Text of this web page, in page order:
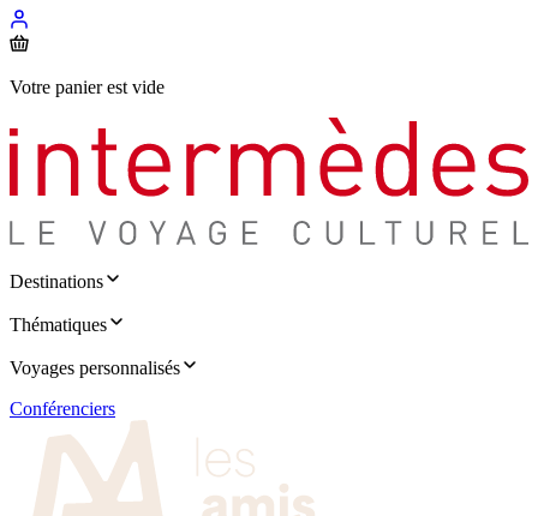
Votre panier est vide
Destinations
Thématiques
Voyages personnalisés
Conférenciers